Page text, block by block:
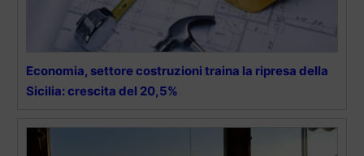
Economia, settore costruzioni traina la ripresa della
Sicilia: crescita del 20,5%